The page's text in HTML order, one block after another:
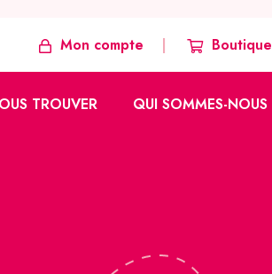
Mon compte Boutique
TROUVER QUI SOMMES-NOUS